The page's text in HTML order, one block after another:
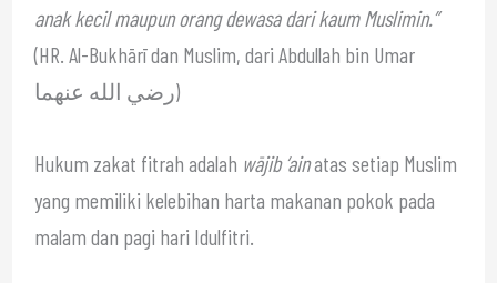
anak kecil maupun orang dewasa dari kaum Muslimin.”
(HR. Al-Bukhārī dan Muslim, dari Abdullah bin Umar
رضي الله عنهما)
Hukum zakat fitrah adalah wājib ‘ainatas setiap Muslim
yang memiliki kelebihan harta makanan pokok pada
malam dan pagi hari Idulfitri.